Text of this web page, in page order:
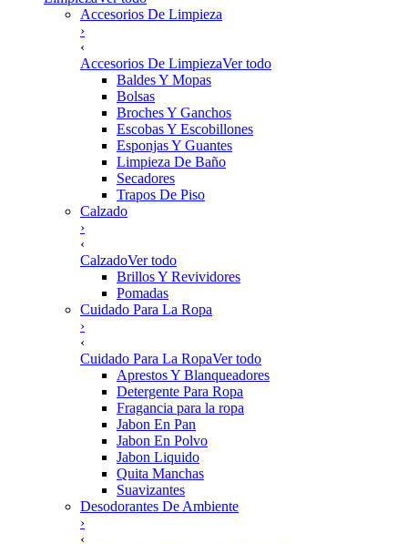
Accesorios De Limpieza
›
‹
Accesorios De LimpiezaVer todo
Baldes Y Mopas
Bolsas
Broches Y Ganchos
Escobas Y Escobillones
Esponjas Y Guantes
Limpieza De Baño
Secadores
Trapos De Piso
Calzado
›
‹
CalzadoVer todo
Brillos Y Revividores
Pomadas
Cuidado Para La Ropa
›
‹
Cuidado Para La RopaVer todo
Aprestos Y Blanqueadores
Detergente Para Ropa
Fragancia para la ropa
Jabon En Pan
Jabon En Polvo
Jabon Liquido
Quita Manchas
Suavizantes
Desodorantes De Ambiente
›
‹